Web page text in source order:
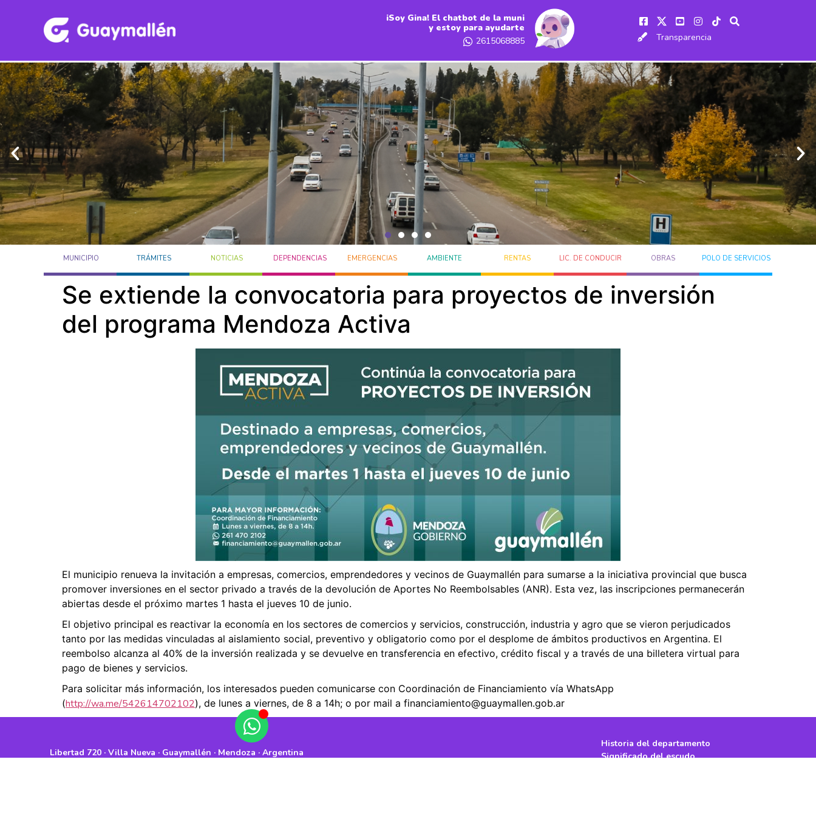
iSoy Gina! El chatbot de la muni
y estoy para ayudarte
2615068885
Transparencia
MUNICIPIO TRÁMITES NOTICIAS DEPENDENCIAS EMERGENCIAS AMBIENTE RENTAS LIC. DE CONDUCIR OBRAS POLO DE SERVICIOS
Se extiende la convocatoria para proyectos de inversión
del programa Mendoza Activa
El municipio renueva la invitación a empresas, comercios, emprendedores y vecinos de Guaymallén para sumarse a la iniciativa provincial que busca
promover inversiones en el sector privado a través de la devolución de Aportes No Reembolsables (ANR). Esta vez, las inscripciones permanecerán
abiertas desde el próximo martes 1 hasta el jueves 10 de junio.
El objetivo principal es reactivar la economía en los sectores de comercios y servicios, construcción, industria y agro que se vieron perjudicados
tanto por las medidas vinculadas al aislamiento social, preventivo y obligatorio como por el desplome de ámbitos productivos en Argentina. El
reembolso alcanza al 40% de la inversión realizada y se devuelve en transferencia en efectivo, crédito fiscal y a través de una billetera virtual para
pago de bienes y servicios.
Para solicitar más información, los interesados pueden comunicarse con Coordinación de Financiamiento vía WhatsApp
(http://wa.me/542614702102), de lunes a viernes, de 8 a 14h; o por mail a financiamiento@guaymallen.gob.ar
Libertad 720 · Villa Nueva · Guaymallén · Mendoza · Argentina
Historia del departamento
Significado del escudo